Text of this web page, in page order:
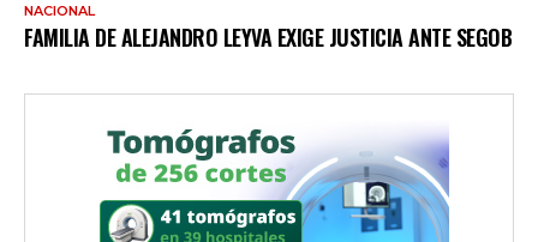
NACIONAL
FAMILIA DE ALEJANDRO LEYVA EXIGE JUSTICIA ANTE SEGOB